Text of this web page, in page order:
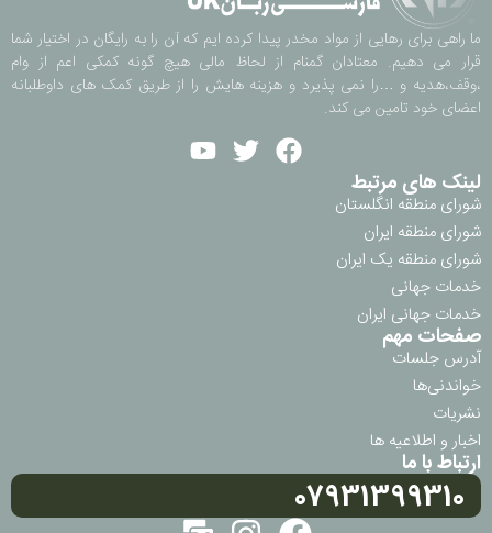
ما راهی برای رهایی از مواد مخدر پیدا کرده ایم که آن را به رایگان در اختیار شما
قرار می دهیم. معتادان گمنام از لحاظ مالی هیچ گونه کمکی اعم از وام
،وقف،هدیه و …را نمی پذیرد و هزینه هایش را از طریق کمک های داوطلبانه
اعضای خود تامین می کند.
لینک های مرتبط
شورای منطقه انگلستان
شورای منطقه ایران
شورای منطقه یک ایران
خدمات جهانی
خدمات جهانی ایران
صفحات مهم
آدرس جلسات
خواندنی‌ها
نشریات
اخبار و اطلاعیه ها
ارتباط با ما
07931399310